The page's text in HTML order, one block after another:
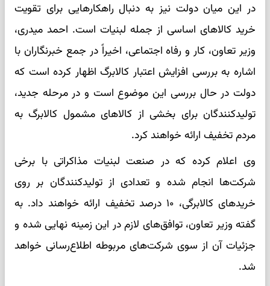
در این میان دولت نیز به دنبال راهکارهایی برای تقویت
خرید کالاهای اساسی از جمله لبنیات است. احمد میدری،
وزیر تعاون، کار و رفاه اجتماعی، اخیراً در جمع خبرنگاران با
اشاره به بررسی افزایش اعتبار کالابرگ اظهار کرده است که
دولت در حال بررسی این موضوع است و در مرحله جدید،
تولیدکنندگان برای بخشی از کالاهای مشمول کالابرگ به
مردم تخفیف ارائه خواهند کرد.
وی اعلام کرده که در صنعت لبنیات مذاکراتی با برخی
شرکت‌ها انجام شده و تعدادی از تولیدکنندگان بر روی
خریدهای کالابرگی، ۱۰ درصد تخفیف ارائه خواهند داد. به
گفته وزیر تعاون، توافق‌های لازم در این زمینه نهایی شده و
جزئیات آن از سوی شرکت‌های مربوطه اطلاع‌رسانی خواهد
شد.